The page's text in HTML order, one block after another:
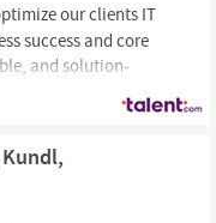
our clients IT
success and core
and solution-
on-site in
and international
for the end...